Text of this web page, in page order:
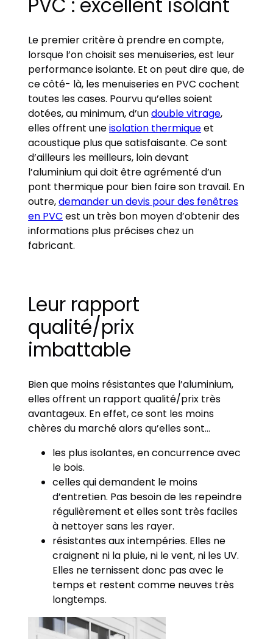
PVC : excellent isolant
Le premier critère à prendre en compte,
lorsque l’on choisit ses menuiseries, est leur
performance isolante. Et on peut dire que, de
ce côté- là, les menuiseries en PVC cochent
toutes les cases. Pourvu qu’elles soient
dotées, au minimum, d’undouble vitrage,
elles offrent uneisolation thermiqueet
acoustique plus que satisfaisante. Ce sont
d’ailleurs les meilleurs, loin devant
l’aluminium qui doit être agrémenté d’un
pont thermique pour bien faire son travail. En
outre,demander un devis pour des fenêtres
en PVC est un très bon moyen d’obtenir des
informations plus précises chez un
fabricant.
Leur rapport
qualité/prix
imbattable
Bien que moins résistantes que l’aluminium,
elles offrent un rapport qualité/prix très
avantageux. En effet, ce sont les moins
chères du marché alors qu’elles sont…
les plus isolantes, en concurrence avec
le bois.
celles qui demandent le moins
d’entretien. Pas besoin de les repeindre
régulièrement et elles sont très faciles
à nettoyer sans les rayer.
résistantes aux intempéries. Elles ne
craignent ni la pluie, ni le vent, ni les UV.
Elles ne ternissent donc pas avec le
temps et restent comme neuves très
longtemps.